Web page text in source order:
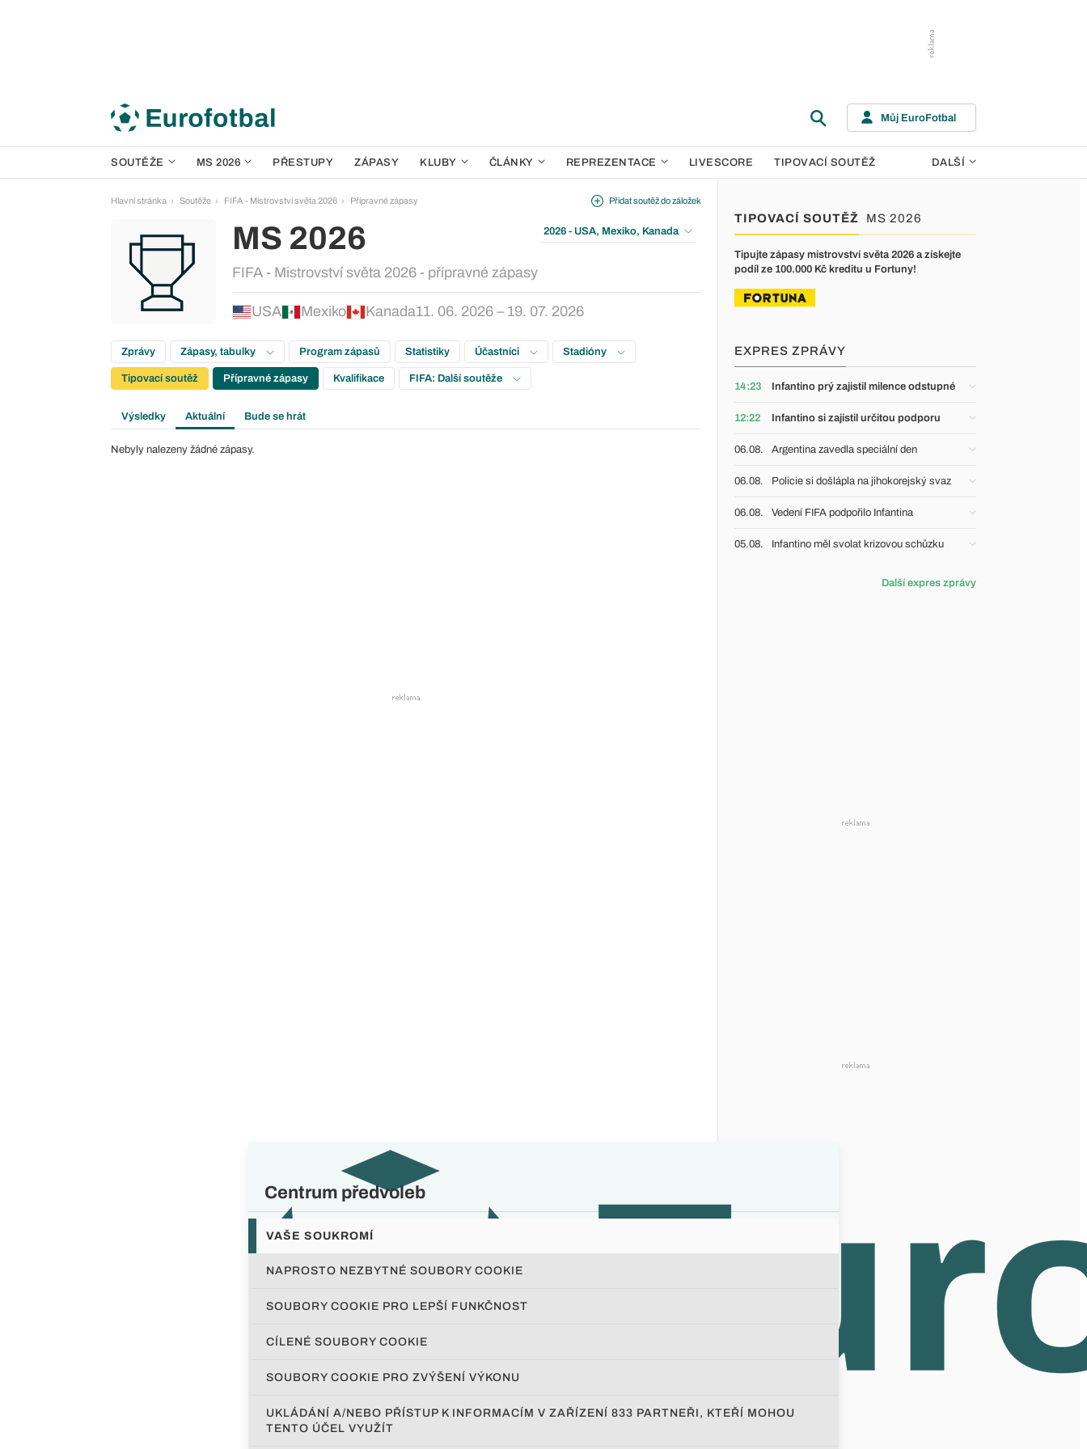
Můj EuroFotbal
SOUTĚŽE MS 2026 PŘESTUPY ZÁPASY KLUBY ČLÁNKY REPREZENTACE LIVESCORE TIPOVACÍ SOUTĚŽ DALŠÍ
Hlavní stránka Soutěže FIFA - Mistrovství světa 2026 Přípravné zápasy
MS 2026
FIFA - Mistrovství světa 2026 - přípravné zápasy
USA Mexiko Kanada11. 06. 2026 – 19. 07. 2026
Přidat soutěž do záložek
2026 - USA, Mexiko, Kanada
Zprávy Zápasy, tabulky Program zápasů Statistiky Účastníci Stadióny
Tipovací soutěž Přípravné zápasy Kvalifikace FIFA: Další soutěže
Výsledky Aktuální Bude se hrát
Nebyly nalezeny žádné zápasy.
TIPOVACÍ SOUTĚŽ MS 2026
Tipujte zápasy mistrovství světa 2026 a získejte
podíl ze 100.000 Kč kreditu u Fortuny!
EXPRES ZPRÁVY
14:23 Infantino prý zajistil milence odstupné
12:22 Infantino si zajistil určitou podporu
06.08. Argentina zavedla speciální den
06.08. Policie si došlápla na jihokorejský svaz
06.08. Vedení FIFA podpořilo Infantina
05.08. Infantino měl svolat krizovou schůzku
Další expres zprávy
Centrum předvoleb
VAŠE SOUKROMÍ
NAPROSTO NEZBYTNÉ SOUBORY COOKIE
SOUBORY COOKIE PRO LEPŠÍ FUNKČNOST
CÍLENÉ SOUBORY COOKIE
SOUBORY COOKIE PRO ZVÝŠENÍ VÝKONU
UKLÁDÁNÍ A/NEBO PŘÍSTUP K INFORMACÍM V ZAŘÍZENÍ 833 PARTNEŘI, KTEŘÍ MOHOU
TENTO ÚČEL VYUŽÍT